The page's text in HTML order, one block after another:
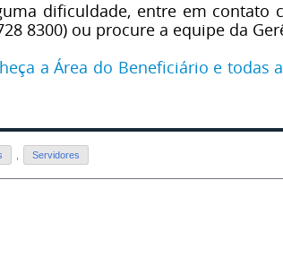
dificuldade, entre em contato
8300) ou procure a equipe da
a Área do Beneficiário e todas
Servidores